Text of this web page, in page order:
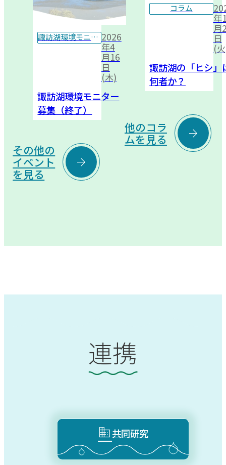
諏訪湖環境モニター 2026
年4
月16
日
(木)
諏訪湖環境モニター
募集（終了）
その他の
イベント
を見る

コラム
年
月
日
(
諏訪湖の「ヒシ」
何者か？
他のコラ
ムを見る

連携
共同研究